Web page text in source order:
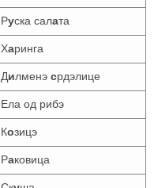
Руска салата
Харинга
Дилменэ срдэлице
Ела од рибэ
Козицэ
Раковица